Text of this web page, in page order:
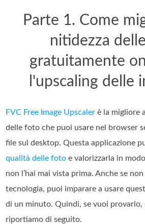
Parte 1. Come
nitidezza
gratuitamente
l'upscaling delle
FVC Free Image Upscaler è la migliore
delle foto che puoi usare nel browser
file sul desktop. Questa applicazione
qualità delle foto e valorizzarla in
non l’hai mai vista prima. Anche se
tecnologia, puoi imparare a usare
di un minuto. Quindi, se vuoi
riportiamo di seguito.